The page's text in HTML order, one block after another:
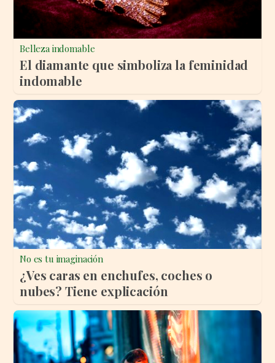
Belleza indomable
El diamante que simboliza la feminidad
indomable
No es tu imaginación
¿Ves caras en enchufes, coches o
nubes? Tiene explicación